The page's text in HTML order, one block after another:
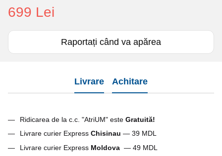
699 Lei
Raportați când va apărea
Livrare Achitare
Ridicarea de la c.c. "AtriUM" este Gratuită!
Livrare curier Express Chisinau — 39 MDL
Livrare curier Express Moldova — 49 MDL